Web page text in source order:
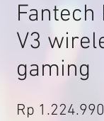
Fantech
V3
gaming
Rp 1.224.990